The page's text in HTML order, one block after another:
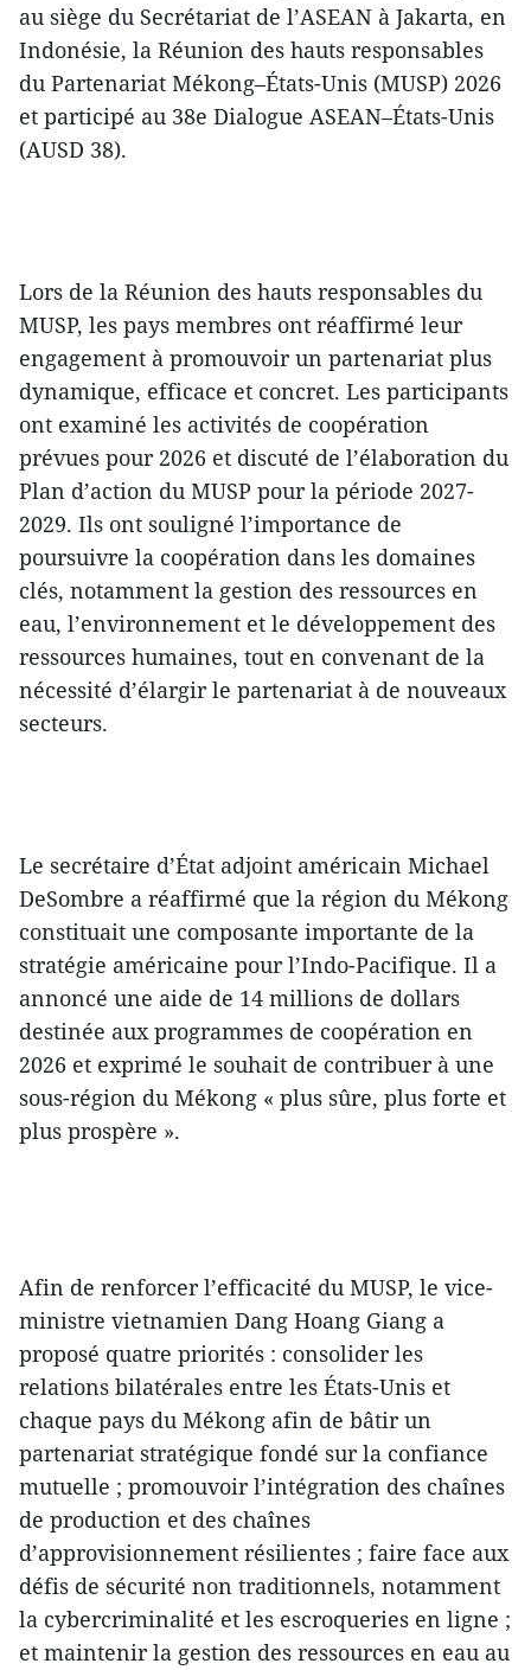
au siège du Secrétariat de l’ASEAN à Jakarta, en
Indonésie, la Réunion des hauts responsables
du Partenariat Mékong–États-Unis (MUSP) 2026
et participé au 38e Dialogue ASEAN–États-Unis
(AUSD 38).
Lors de la Réunion des hauts responsables du
MUSP, les pays membres ont réaffirmé leur
engagement à promouvoir un partenariat plus
dynamique, efficace et concret. Les participants
ont examiné les activités de coopération
prévues pour 2026 et discuté de l’élaboration du
Plan d’action du MUSP pour la période 2027-
2029. Ils ont souligné l’importance de
poursuivre la coopération dans les domaines
clés, notamment la gestion des ressources en
eau, l’environnement et le développement des
ressources humaines, tout en convenant de la
nécessité d’élargir le partenariat à de nouveaux
secteurs.
Le secrétaire d’État adjoint américain Michael
DeSombre a réaffirmé que la région du Mékong
constituait une composante importante de la
stratégie américaine pour l’Indo-Pacifique. Il a
annoncé une aide de 14 millions de dollars
destinée aux programmes de coopération en
2026 et exprimé le souhait de contribuer à une
sous-région du Mékong « plus sûre, plus forte et
plus prospère ».
Afin de renforcer l’efficacité du MUSP, le vice-
ministre vietnamien Dang Hoang Giang a
proposé quatre priorités : consolider les
relations bilatérales entre les États-Unis et
chaque pays du Mékong afin de bâtir un
partenariat stratégique fondé sur la confiance
mutuelle ; promouvoir l’intégration des chaînes
de production et des chaînes
d’approvisionnement résilientes ; faire face aux
défis de sécurité non traditionnels, notamment
la cybercriminalité et les escroqueries en ligne ;
et maintenir la gestion des ressources en eau au